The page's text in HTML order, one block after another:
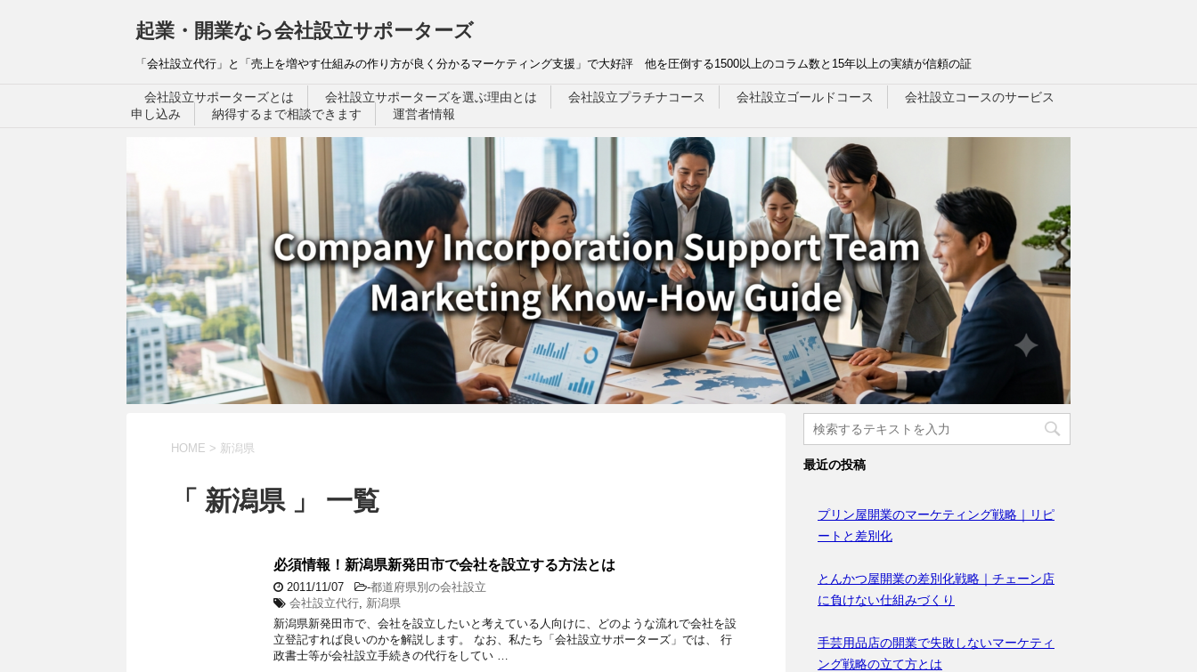
起業・開業なら会社設立サポーターズ
「会社設立代行」と「売上を増やす仕組みの作り方が良く分かるマーケティング支援」で大好評 他を圧倒する1500以上のコラム数と15年以上の実績が信頼の証
会社設立サポーターズとは 会社設立サポーターズを選ぶ理由とは 会社設立プラチナコース 会社設立ゴールドコース
会社設立コースのサービス
申し込み
納得するまで相談できます 運営者情報
HOME > 新潟県
「 新潟県 」 一覧
必須情報！新潟県新発田市で会社を設立する方法とは
2011/11/07 -都道府県別の会社設立
会社設立代行, 新潟県
新潟県新発田市で、会社を設立したいと考えている人向けに、どのような流れで会社を設
立登記すれば良いのかを解説します。 なお、私たち「会社設立サポーターズ」では、 行
政書士等が会社設立手続きの代行をしてい …
最近の投稿
プリン屋開業のマーケティング戦略｜リピ
ートと差別化
とんかつ屋開業の差別化戦略｜チェーン店
に負けない仕組みづくり
手芸用品店の開業で失敗しないマーケティ
ング戦略の立て方とは